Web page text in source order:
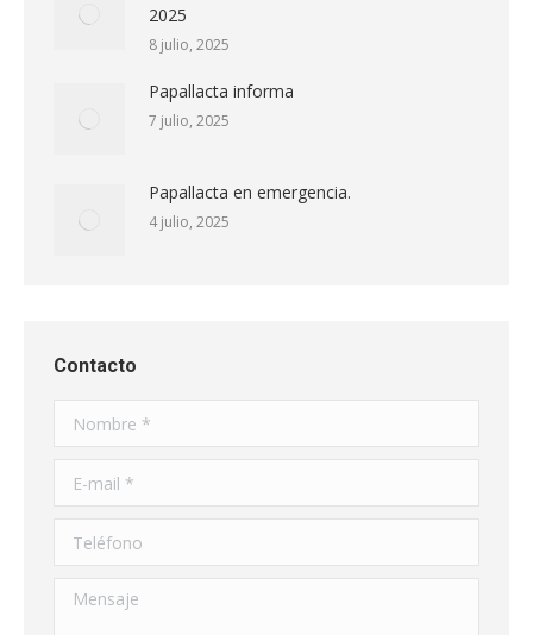
2025
8 julio, 2025
Papallacta informa
7 julio, 2025
Papallacta en emergencia.
4 julio, 2025
Contacto
Nombre *
E-mail *
Teléfono
Mensaje